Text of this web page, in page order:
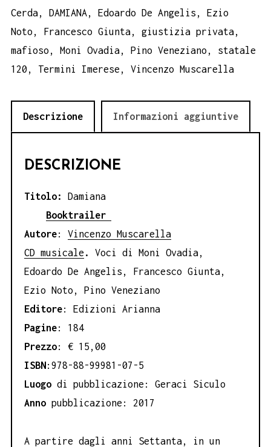
Muscarella
quantità
Cerda, DAMIANA, Edoardo De Angelis , Ezio
Noto , Francesco Giunta, giustizia privata,
mafioso , Moni Ovadia, Pino Veneziano , statale
120 , Termini Imerese , Vincenzo Muscarella
Descrizione Informazioni aggiuntive
DESCRIZIONE
Titolo: Damiana
Booktrailer
Autore: Vincenzo Muscarella
CD musicale . Voci di Moni Ovadia,
Edoardo De Angelis, Francesco Giunta,
Ezio Noto, Pino Veneziano
Editore: Edizioni Arianna
Pagine: 184
Prezzo: € 15,00
ISBN:978-88-99981-07-5
Luogo di pubblicazione: Geraci Siculo
Anno pubblicazione: 2017
A partire dagli anni Settanta, in un